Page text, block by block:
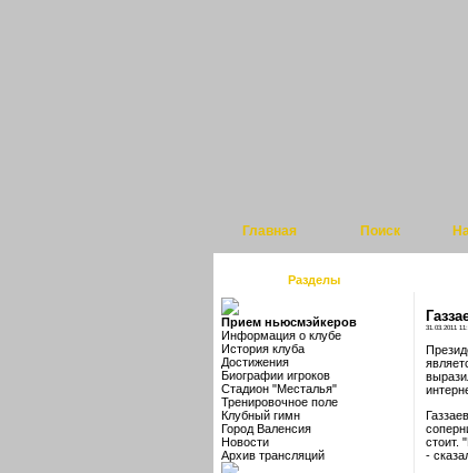
Главная Поиск
Разделы
Прием ньюсмэйкеров
Информация о клубе
История клуба
Достижения
Биографии игроков
Стадион "Месталья"
Тренировочное поле
Клубный гимн
Город Валенсия
Новости
Архив трансляций
31.03.2011
стоит.
-